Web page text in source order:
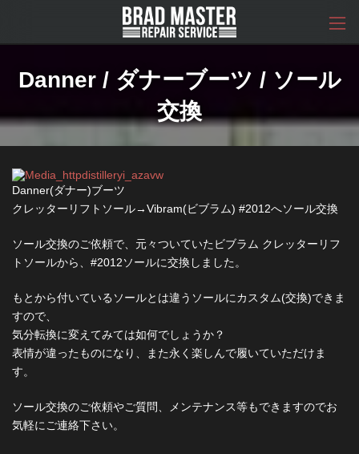
ン
ッ
ー
移
Danner / ダナーブーツ / ソール
交換
Danner(ダナー)ブーツ
クレッターリフトソール→Vibram(ビブラム) #2012へソール交換
ソール交換のご依頼で、元々ついていたビブラム クレッターリフ
トソールから、#2012ソールに交換しました。
もとから付いているソールとは違うソールにカスタム(交換)できま
すので、
気分転換に変えてみては如何でしょうか？
表情が違ったものになり、また永く楽しんで履いていただけま
す。
ソール交換のご依頼やご質問、メンテナンス等もできますのでお
気軽にご連絡下さい。